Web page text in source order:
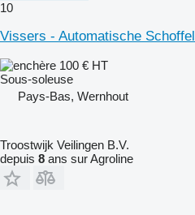
10
Vissers - Automatische
100 € HT
Sous-soleuse
Pays-Bas, Wernhout
Troostwijk Veilingen B.V.
depuis 8 ans sur Agroline